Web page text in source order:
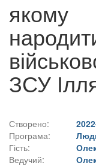
якому
ЗСУ
Створено:
Програма:
Гість:
Ведучий: